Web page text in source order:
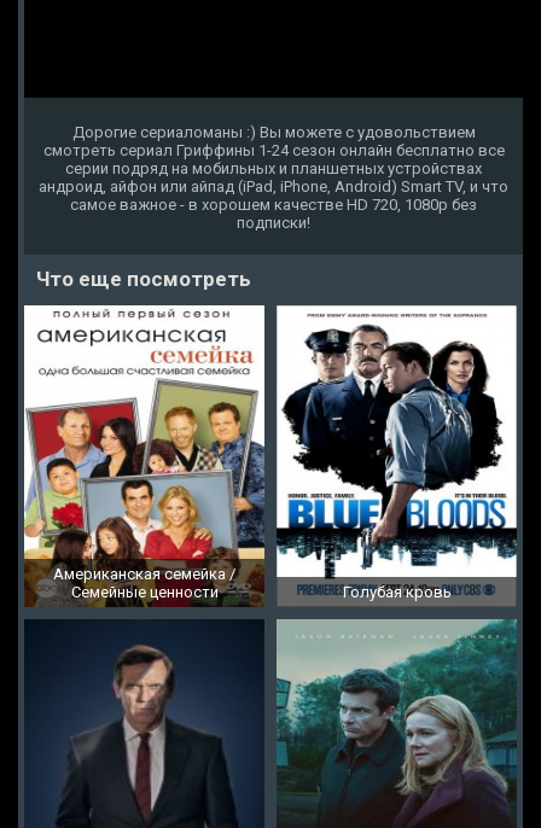
Дорогие сериаломаны :) Вы можете с удовольствием
смотреть сериал Гриффины 1-24 сезон онлайн бесплатно все
серии подряд на мобильных и планшетных устройствах
андроид, айфон или айпад (iPad, iPhone, Android) Smart TV, и что
самое важное - в хорошем качестве HD 720, 1080p без
подписки!
Что еще посмотреть
Американская семейка /
Семейные ценности
Голубая кровь